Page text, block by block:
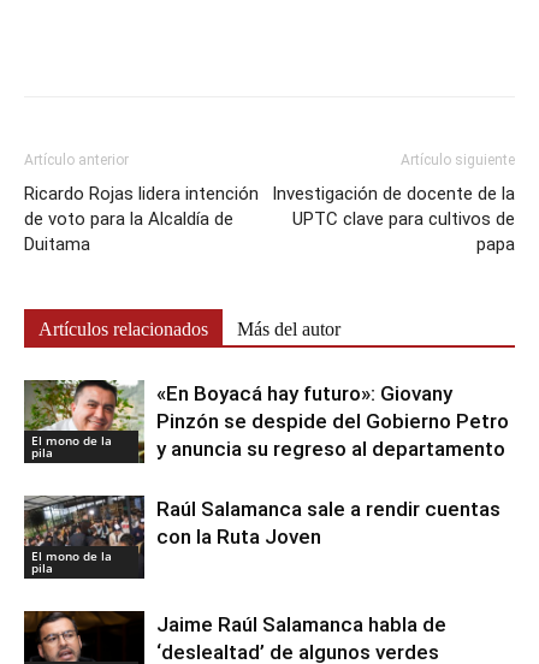
Artículo anterior
Ricardo Rojas lidera intención
de voto para la Alcaldía de
Duitama
Artículo siguiente
Investigación de docente de la
UPTC clave para cultivos de
papa
Artículos relacionados Más del autor
El mono de la
pila
«En Boyacá hay futuro»: Giovany
Pinzón se despide del Gobierno Petro
y anuncia su regreso al departamento
El mono de la
pila
Raúl Salamanca sale a rendir cuentas
con la Ruta Joven
Jaime Raúl Salamanca habla de
‘deslealtad’ de algunos verdes